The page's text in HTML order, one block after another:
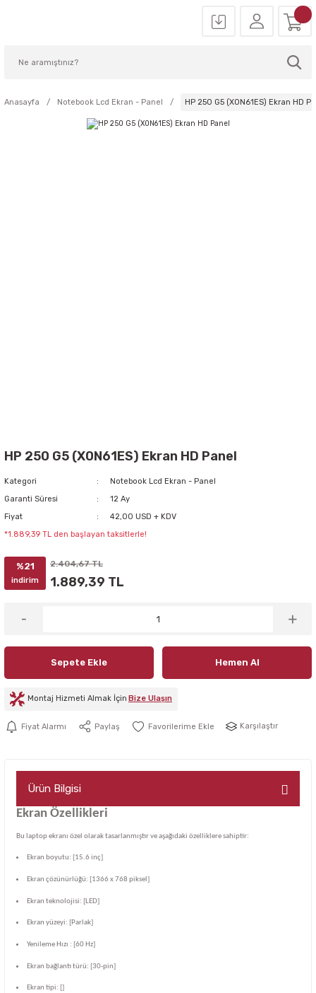
Anasayfa Notebook Lcd Ekran - Panel HP 250 G5 (X0N61ES) Ekran HD
HP 250 G5 (X0N61ES) Ekran HD Panel
Kategori
Notebook Lcd Ekran - Panel
Garanti Süresi
12 Ay
Fiyat
42,00 USD + KDV
*1.889,39 TL den başlayan taksitlerle!
%21
indirim
2.404,67 TL
1.889,39 TL
Sepete Ekle Hemen Al
Montaj Hizmeti Almak İçin Bize Ulaşın
Fiyat Alarmı Paylaş Karşılaştır
Ürün Bilgisi
Ekran Özellikleri
Bu laptop ekranı özel olarak tasarlanmıştır ve aşağıdaki özelliklere sahiptir:
Ekran boyutu: [15.6 inç]
Ekran çözünürlüğü: [1366 x 768 piksel]
Ekran teknolojisi: [LED]
Ekran yüzeyi: [Parlak]
Yenileme Hızı : [60 Hz]
Ekran bağlantı türü: [30-pin]
Ekran tipi: []